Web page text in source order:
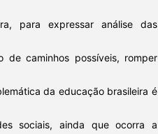
para expressar análise das
de caminhos possíveis, romper
da educação brasileira é
sociais, ainda que ocorra a